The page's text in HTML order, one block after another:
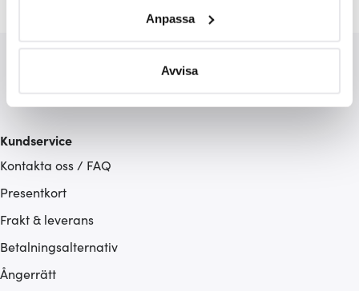
Ta reda på mer om hur dina personliga uppgifter
Du kan ändra eller dra tillbaka ditt samtycke när som
ska anpassas efter det som vi tror att du tycker om. Det
gör också att vi kan analysera vår trafik och göra
som du vill dela med dig av.
Anpassa
Avvisa
Kundservice
Kontakta oss / FAQ
Presentkort
Frakt & leverans
Betalningsalternativ
Ångerrätt